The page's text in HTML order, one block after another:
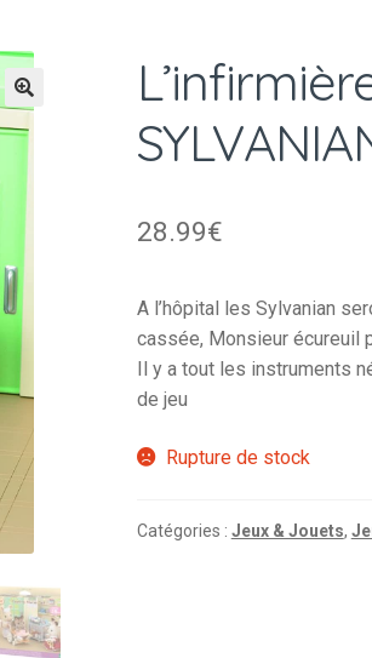
28.99€
A l’hôpital les Sylvanian
cassée, Monsieur écureuil
Il y a tout les instruments
de jeu
Rupture de stock
Catégories : Jeux & Jouets,